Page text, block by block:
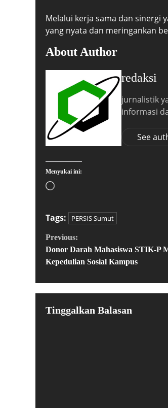
Melalui kerja sama dan sinergi
yang nyata dan meringankan
About Author
redaksi
jurnalistik
informasi
See
Menyukai ini:
Tags: PERSIS Sumut
Previous:
Donor Darah Mahasiswa STIK-P
Kepedulian Sosial Kampus
Tinggalkan Balasan